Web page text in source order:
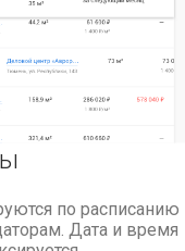
по расписанию
Дата и время